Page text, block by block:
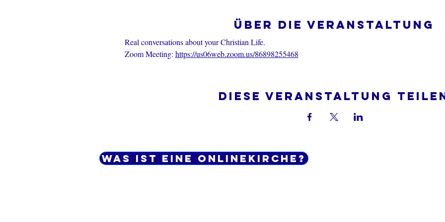
Über die Veranstaltung
Real conversations about your Christian Life.
Zoom Meeting: https://us06web.zoom.us/86898255468
Diese Veranstaltung
Was ist eine Onlinekirche?